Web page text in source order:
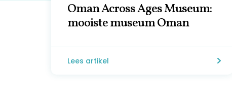
Oman Across Ages Museum:
mooiste museum Oman
Lees artikel